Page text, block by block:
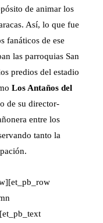
de animar los
Así, lo que fue
fanáticos de ese
las parroquias San
predios del estadio
Los Antaños del
de su director-
entre los
tanto la